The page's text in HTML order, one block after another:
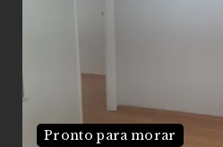
Pronto para morar